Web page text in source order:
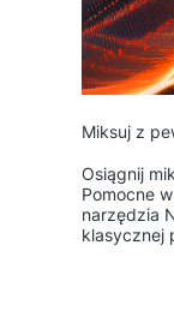
Miksuj z
Osiągnij
Pomocne
narzędzia
klasycznej